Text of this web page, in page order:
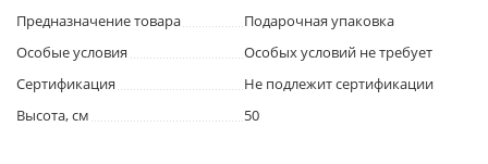
Предназначение товара
Подарочная упаковка
Особые условия
Особых условий не требует
Сертификация
Не подлежит сертификации
Высота, см
50